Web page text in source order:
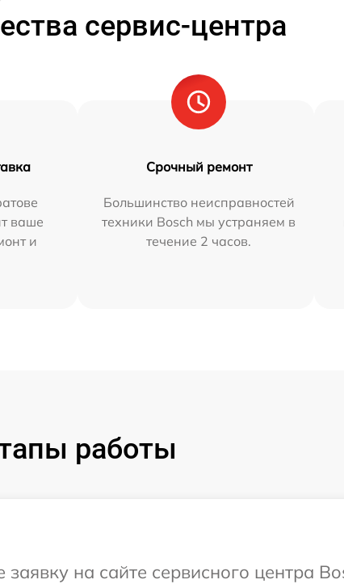
сервис-центра
ваше
и
Срочный ремонт
Большинство неисправностей
техники Bosch мы устраняем в
течение 2 часов.
работы
на сайте сервисного центра